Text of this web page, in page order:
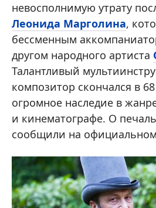
невосполнимую утрату
Леонида Марголина,
бессменным
другом народного артиста
Талантливый
композитор скончался в
огромное наследие в
и кинематографе. О
сообщили на официальном